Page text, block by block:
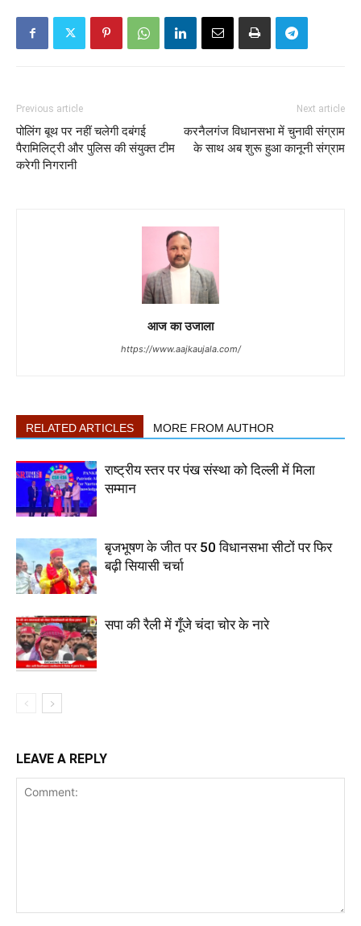
Previous article
पोलिंग बूथ पर नहीं चलेगी दबंगई
पैरामिलिट्री और पुलिस की संयुक्त टीम
करेगी निगरानी
Next article
करनैलगंज विधानसभा में चुनावी संग्राम
के साथ अब शुरू हुआ कानूनी संग्राम
आज का उजाला
https://www.aajkaujala.com/
RELATED ARTICLES MORE FROM AUTHOR
राष्ट्रीय स्तर पर पंख संस्था को दिल्ली में मिला
सम्मान
बृजभूषण के जीत पर 50 विधानसभा सीटों पर फिर
बढ़ी सियासी चर्चा
सपा की रैली में गूँजे चंदा चोर के नारे
LEAVE A REPLY